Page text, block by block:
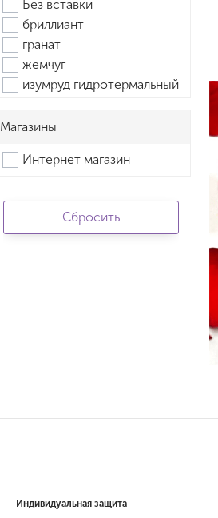
Без вставки
бриллиант
гранат
жемчуг
изумруд гидротермальный
корунд рубин. синт.
оникс
Раух-топаз
родолит
Магазины
Интернет магазин
Индивидуальная защита